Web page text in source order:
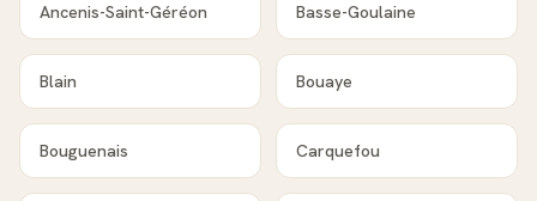
Ancenis-Saint-Géréon Basse-Goulaine
Blain Bouaye
Bouguenais Carquefou